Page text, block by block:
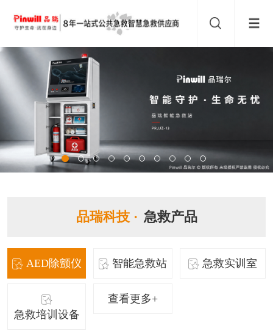
品瑞科技 · 急救产品
AED除颤仪 智能急救站 急救实训室
急救培训设备
查看更多+